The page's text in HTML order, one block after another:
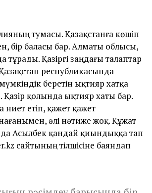
тумасы. Қазақстанға көшіп
бір баласы бар. Алматы облысы,
Қазіргі заңдағы талаптар
республикасында
беретін ықтияр хатқа
қолында ықтияр хаты бар.
ниет етіп, қажет қажет
әлі нәтиже жоқ. Құжат
Асылбек қандай қиындыққа тап
сайтының тілшісіне баяндап